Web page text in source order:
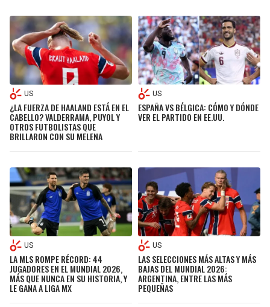
TITANS
COWBOYS
GIANTS
EAGLES
CARDINALS
RAMS
49ERS
SEAHAWKS
WARRIORS
CLIPPERS
LAKERS
SUNS
MAVERICKS
ROCKETS
GRIZZLIES
PELICANS
US
¿LA FUERZA DE HAALAND ESTÁ EN EL
CABELLO? VALDERRAMA, PUYOL Y
OTROS FUTBOLISTAS QUE
BRILLARON CON SU MELENA
US
ESPAÑA VS BÉLGICA: CÓMO Y DÓNDE
VER EL PARTIDO EN EE.UU.
US
LA MLS ROMPE RÉCORD: 44
JUGADORES EN EL MUNDIAL 2026,
MÁS QUE NUNCA EN SU HISTORIA, Y
LE GANA A LIGA MX
US
LAS SELECCIONES MÁS ALTAS Y MÁS
BAJAS DEL MUNDIAL 2026:
ARGENTINA, ENTRE LAS MÁS
PEQUEÑAS